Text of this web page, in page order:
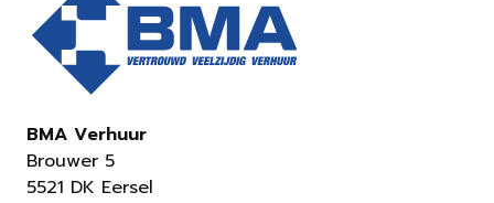
BMA Verhuur
Brouwer 5
5521 DK Eersel